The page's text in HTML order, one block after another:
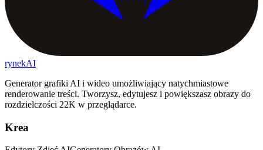
rynekAI
Generator grafiki AI i wideo umożliwiający natychmiastowe
renderowanie treści. Tworzysz, edytujesz i powiększasz obrazy do
rozdzielczości 22K w przeglądarce.
Krea